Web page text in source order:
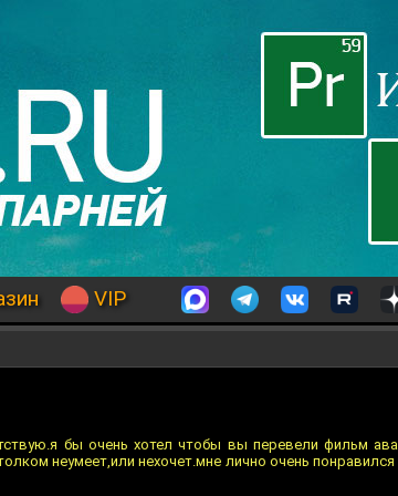
VIP
бы очень хотел чтобы вы перевели фильм
неумеет,или нехочет.мне лично очень понравился